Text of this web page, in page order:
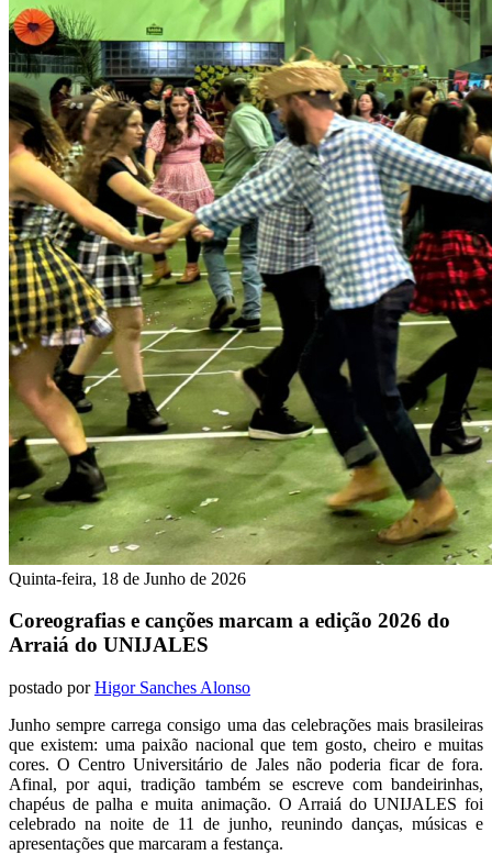
Quinta-feira, 18 de Junho de 2026
Coreografias e canções marcam a edição 2026 do
Arraiá do UNIJALES
postado porHigor Sanches Alonso
Junho sempre carrega consigo uma das celebrações mais brasileiras
que existem: uma paixão nacional que tem gosto, cheiro e muitas
cores. O Centro Universitário de Jales não poderia ficar de fora.
Afinal, por aqui, tradição também se escreve com bandeirinhas,
chapéus de palha e muita animação. O Arraiá do UNIJALES foi
celebrado na noite de 11 de junho, reunindo danças, músicas e
apresentações que marcaram a festança.